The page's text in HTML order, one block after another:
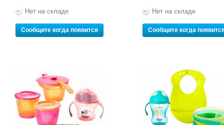
Нет на складе
Сообщите когда появится
Нет на складе
Сообщите когда